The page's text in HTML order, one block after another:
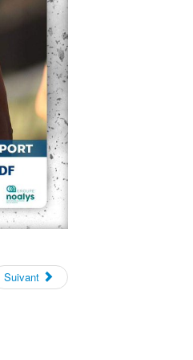
Suivant